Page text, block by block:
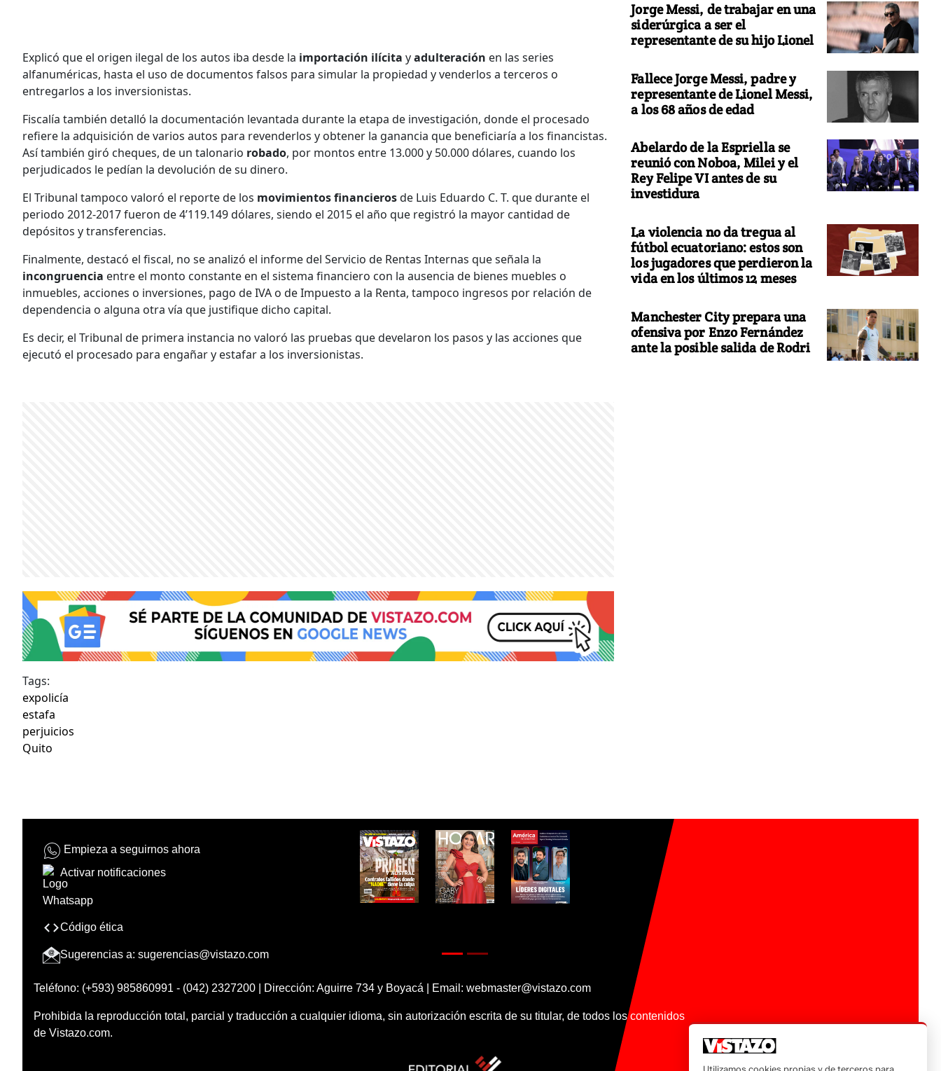
Explicó que el origen ilegal de los autos iba desde la importación ilícita yadulteración en las series
alfanuméricas, hasta el uso de documentos falsos para simular la propiedad y venderlos a terceros o
entregarlos a los inversionistas.
Fiscalía también detalló la documentación levantada durante la etapa de investigación, donde el procesado
refiere la adquisición de varios autos para revenderlos y obtener la ganancia que beneficiaría a los financistas.
Así también giró cheques, de un talonario robado, por montos entre 13.000 y 50.000 dólares, cuando los
perjudicados le pedían la devolución de su dinero.
El Tribunal tampoco valoró el reporte de los movimientos financierosde Luis Eduardo C. T. que durante el
periodo 2012-2017 fueron de 4’119.149 dólares, siendo el 2015 el año que registró la mayor cantidad de
depósitos y transferencias.
Finalmente, destacó el fiscal, no se analizó el informe del Servicio de Rentas Internas que señala la
incongruencia entre el monto constante en el sistema financiero con la ausencia de bienes muebles o
inmuebles, acciones o inversiones, pago de IVA o de Impuesto a la Renta, tampoco ingresos por relación de
dependencia o alguna otra vía que justifique dicho capital.
Es decir, el Tribunal de primera instancia no valoró las pruebas que develaron los pasos y las acciones que
ejecutó el procesado para engañar y estafar a los inversionistas.
Tags:
expolicía
estafa
perjuicios
Quito
Jorge Messi, de trabajar en una
siderúrgica a ser el
representante de su hijo Lionel
Fallece Jorge Messi, padre y
representante de Lionel Messi,
a los 68 años de edad
Abelardo de la Espriella se
reunió con Noboa, Milei y el
Rey Felipe VI antes de su
investidura
La violencia no da tregua al
fútbol ecuatoriano: estos son
los jugadores que perdieron la
vida en los últimos 12 meses
Manchester City prepara una
ofensiva por Enzo Fernández
ante la posible salida de Rodri
Empieza a seguirnos ahora
Activar notificaciones
Código ética
Sugerencias a: sugerencias@vistazo.com
Teléfono: (+593) 985860991 - (042) 2327200 | Dirección: Aguirre 734 y Boyacá | Email: webmaster@vistazo.com
Prohibida la reproducción total, parcial y traducción a cualquier idioma, sin autorización escrita de su titular, de todos los contenidos
de Vistazo.com.